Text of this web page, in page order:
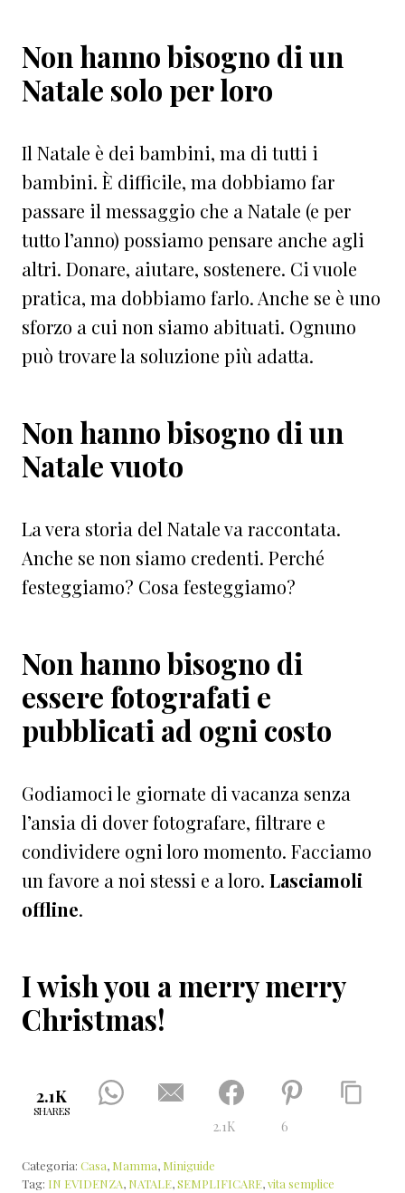
Non hanno bisogno di un
Natale solo per loro
Il Natale è dei bambini, ma di tutti i
bambini. È difficile, ma dobbiamo far
passare il messaggio che a Natale (e per
tutto l’anno) possiamo pensare anche agli
altri. Donare, aiutare, sostenere. Ci vuole
pratica, ma dobbiamo farlo. Anche se è uno
sforzo a cui non siamo abituati. Ognuno
può trovare la soluzione più adatta.
Non hanno bisogno di un
Natale vuoto
La vera storia del Natale va raccontata.
Anche se non siamo credenti. Perché
festeggiamo? Cosa festeggiamo?
Non hanno bisogno di
essere fotografati e
pubblicati ad ogni costo
Godiamoci le giornate di vacanza senza
l’ansia di dover fotografare, filtrare e
condividere ogni loro momento. Facciamo
un favore a noi stessi e a loro. Lasciamoli
offline.
I wish you a merry merry
Christmas!
2.1K
SHARES
2.1K 6
Categoria: Casa, Mamma, Miniguide
Tag: IN EVIDENZA, NATALE,SEMPLIFICARE,vita semplice